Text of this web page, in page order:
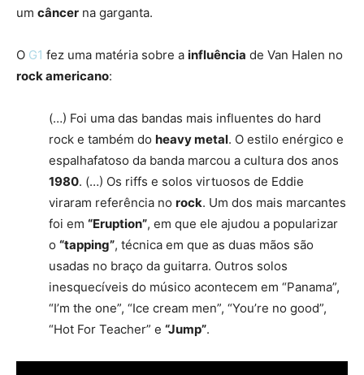
um câncer na garganta.
O G1 fez uma matéria sobre a influência de Van Halen no
rock americano:
(…) Foi uma das bandas mais influentes do hard
rock e também do heavy metal. O estilo enérgico e
espalhafatoso da banda marcou a cultura dos anos
1980. (…) Os riffs e solos virtuosos de Eddie
viraram referência no rock. Um dos mais marcantes
foi em “Eruption”, em que ele ajudou a popularizar
o “tapping”, técnica em que as duas mãos são
usadas no braço da guitarra. Outros solos
inesquecíveis do músico acontecem em “Panama”,
“I’m the one”, “Ice cream men”, “You’re no good”,
“Hot For Teacher” e “Jump”.